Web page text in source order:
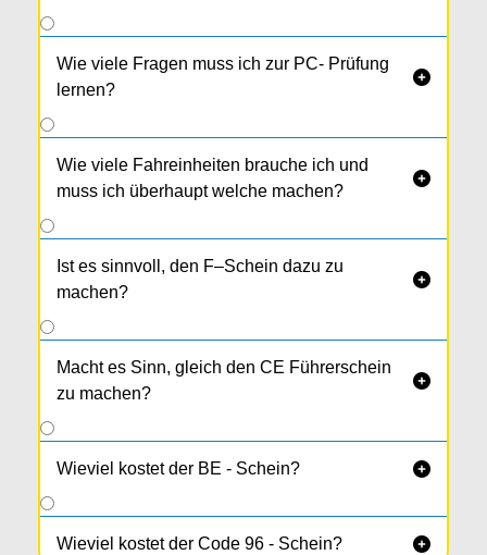
Wie viele Fragen muss ich zur PC- Prüfung
lernen?

Wie viele Fahreinheiten brauche ich und
muss ich überhaupt welche machen?

Ist es sinnvoll, den F–Schein dazu zu
machen?

Macht es Sinn, gleich den CE Führerschein
zu machen?

Wieviel kostet der BE - Schein? 
Wieviel kostet der Code 96 - Schein? 